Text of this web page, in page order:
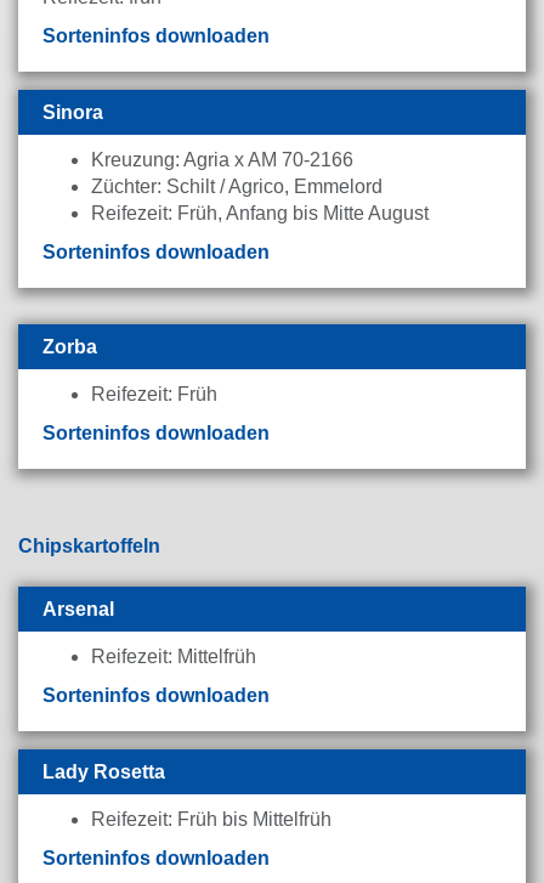
Sorteninfos downloaden
Sinora
Kreuzung: Agria x AM 70-2166
Züchter: Schilt / Agrico, Emmelord
Reifezeit: Früh, Anfang bis Mitte August
Sorteninfos downloaden
Zorba
Reifezeit: Früh
Sorteninfos downloaden
Chipskartoffeln
Arsenal
Reifezeit: Mittelfrüh
Sorteninfos downloaden
Lady Rosetta
Reifezeit: Früh bis Mittelfrüh
Sorteninfos downloaden